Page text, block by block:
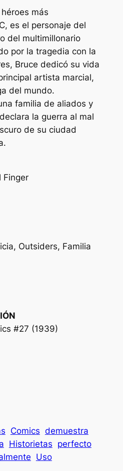
más
es el personaje del
del multimillonario
por la tragedia con la
Bruce dedicó su vida
artista marcial,
del mundo.
familia de aliados y
la guerra al mal
de su ciudad
Finger
Outsiders, Familia
#27 (1939)
Comics demuestra
Historietas perfecto
Uso